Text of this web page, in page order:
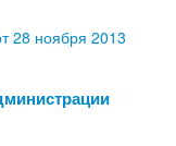
28 ноября 2013